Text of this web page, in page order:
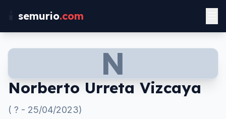
semurio.com
N
Norberto Urreta Vizcaya
( ? - 25/04/2023)